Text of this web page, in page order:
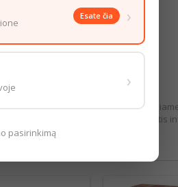
jame esantis natris.
nuotraukoje. Informacija, kurią
Rekomenduojame vadovautis
Esate čia ›
›
pasirinkimą